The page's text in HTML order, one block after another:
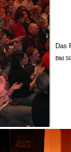
Das
Bild